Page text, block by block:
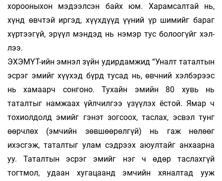
хорооныхон мэ­дээл­сэн байх юм. Харамсалтай нь,
хүнд өвчтэй иргэд, хүүх­­дүүд үүний үр шимийг бараг
хүртээгүй, эрүүл мэндэд нь нэмэр тус болоогүйг хэл­
лээ.
ЭХЭМҮТ-ийн эмнэл зүйн удирдамжид “Уналт та­талтын
эсрэг эмийг хүүхэд бүрд тусад нь, өвч­ний хэлбэрээс
нь хамаарч сонгоно. Тухайн эмийн 80 хувь нь
таталтыг намжаах үйлчилгээ үзүү­­лэх ёстой. Ямар ч
тохиолдолд эмийг гэнэт зог­­соох, тас­л­ах, эсвэл тунг
өөрчлөх (эмчийн зөв­шөө­рөлгүй) нь гаж нөлөөг
ихэсгэж, таталтыг улам сэд­рээх аюултайг анхаарна
уу. Таталтын эс­рэг эмийг нэг ч өдөр таслахгүй
тогтмол, удаан хуга­цаанд эмчийн хяналтад ууж